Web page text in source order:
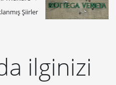
Şiirler
ilginizi